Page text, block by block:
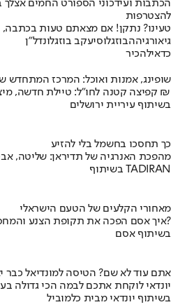
הכתבות ועידכוני הספורט החמים אצלך
להצטרפות
טעינו? נתקן! אם מצאתם טעות
גיאורגיההבוזגלוסיעקב בוזגלונדל"ן
כדאילהכיר
שופינג, אמנות ואוכל: המרכז המתחדש
קפיצה קטנה לחו"ל: טיילת חדשה, מיצגי אמנות, וכיכרות משופצות בהשקעה של 100 מיליון ₪
בשיתוף עיריית ירושלים
כך תחסכו בחשמל בלי להזיע
מהפכת האנרגיה של תדיראן: שליטה,
בשיתוף TADIRAN
מאחורי הקלעים של הטעם הישראלי
איך אסם הפכה את תקופת הצנע והמחסור הקשה של שנות ה-40 למותג לאומי?
בשיתוף אסם
אתם עוד לא שם? הטיסה למונדיאל כבר
יונדאי לוקחת אתכם לבמה הכי גדולה
בשיתוף יונדאי מבית כלמוביל